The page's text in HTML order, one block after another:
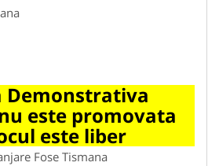
Demonstrativa
este promovata
este liber
Fose Tismana